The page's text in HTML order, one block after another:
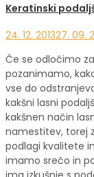
Keratinski
24. 12. 201327. 09.
Če se odločimo za
pozanimamo,
vse do
kakšni lasni
kakšnen način
namestitev, torej
podlagi kvalitete
imamo srečo in